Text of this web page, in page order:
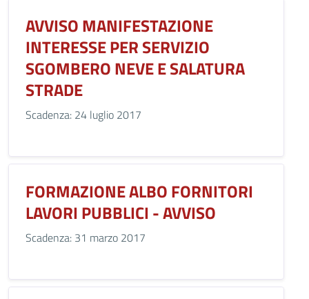
AVVISO MANIFESTAZIONE
INTERESSE PER SERVIZIO
SGOMBERO NEVE E SALATURA
STRADE
Scadenza: 24 luglio 2017
FORMAZIONE ALBO FORNITORI
LAVORI PUBBLICI - AVVISO
Scadenza: 31 marzo 2017